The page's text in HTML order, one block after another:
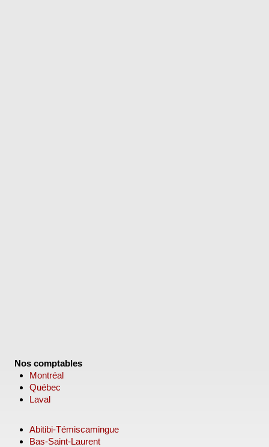
Nos comptables
Montréal
Québec
Laval
Abitibi-Témiscamingue
Bas-Saint-Laurent